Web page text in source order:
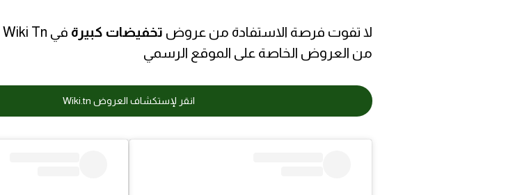
لا تفوت فرصة الاستفادة من عروض تخفيضات كبيرة
من العروض الخاصة على الموقع الرسمي
انقر لإستكشاف العروض Wiki.tn